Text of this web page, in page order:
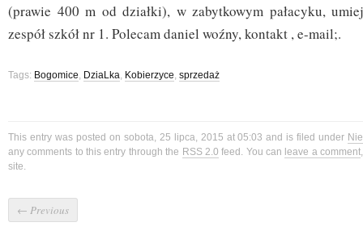
(prawie 400 m od działki), w zabytkowym pałacyku,
zespół szkół nr 1. Polecam daniel woźny, kontakt , e-mail;.
Tags: Bogomice, DziaLka, Kobierzyce, sprzedaż
This entry was posted on sobota, 25 lipca, 2015 at 05:03 and is filed under
any comments to this entry through the RSS 2.0 feed. You can leave a comment
site.
← Previous